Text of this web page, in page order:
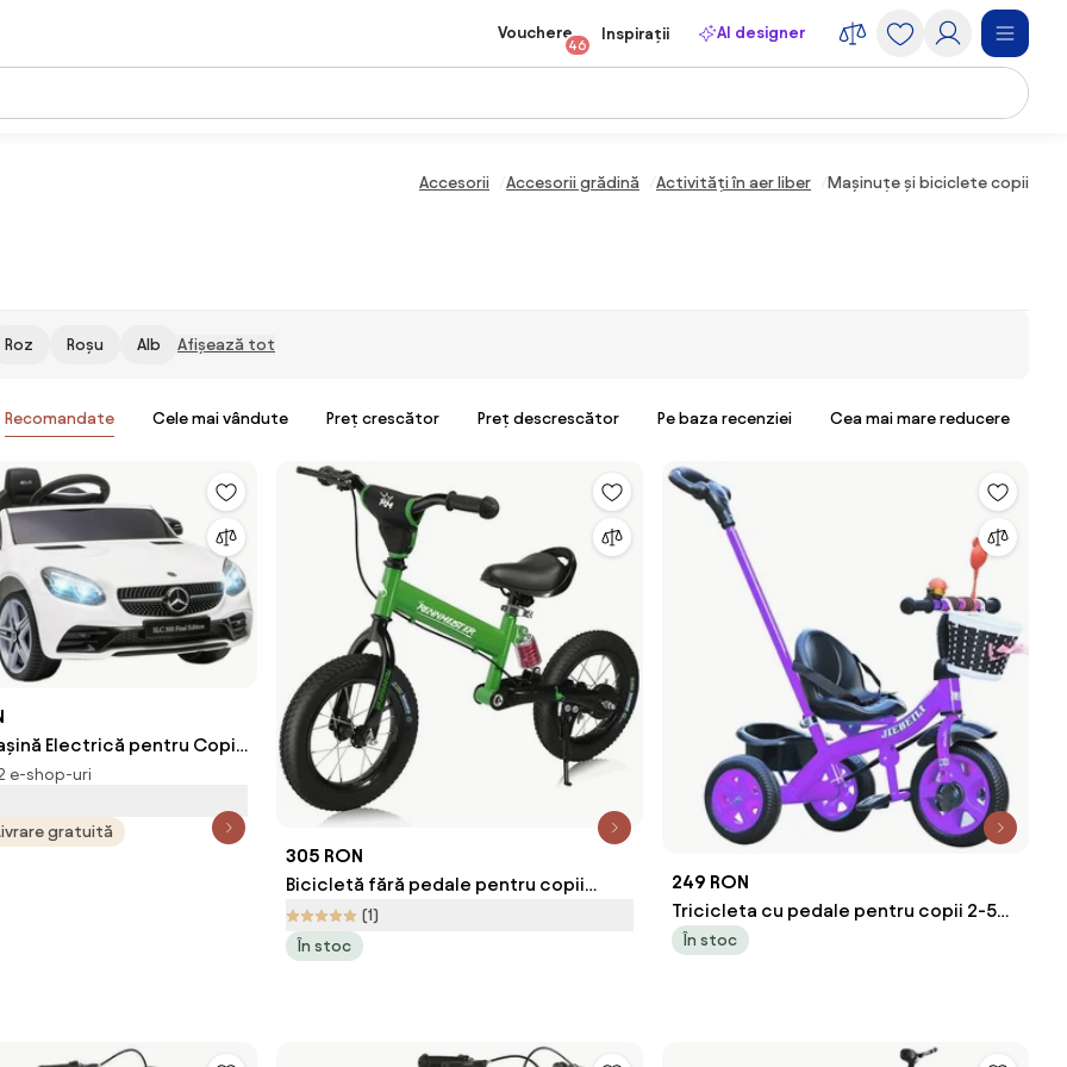
Vouchere
46
Inspirații AI designer
Accesorii Accesorii grădină Activități în aer liber Mașinuțe și biciclete copii
Afișează tot
Roz Roșu Alb
Recomandate Cele mai vândute Preț crescător Preț descrescător Pe baza recenziei Cea mai mare reducere
Electrică pentru Copii
Motoare și Telecomandă,
cm, Alb,
| Aosom
e-shop-uri
gratuită
305 RON
Bicicletă fără pedale pentru copii
QUIDO, de la 3 ani, verde Rennmeister
(1)
În stoc
249 RON
Tricicleta cu pedale pentru copii 2-5
ani, cu maner parental detasabil, Mov
În stoc